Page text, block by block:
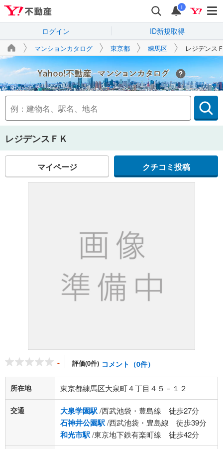
i
ログイン ID新規取得
マンションカタログ 東京都 練馬区 レジデンス
Yahoo!不動産
レジデンスＦＫ
マイページ クチコミ投稿
- 評価(0件) コメント（0件）
所在地 東京都練馬区大泉町４丁目４５－１２
交通 大泉学園駅/西武池袋・豊島線 徒歩27分
石神井公園駅/西武池袋・豊島線 徒歩39分
和光市駅/東京地下鉄有楽町線 徒歩42分